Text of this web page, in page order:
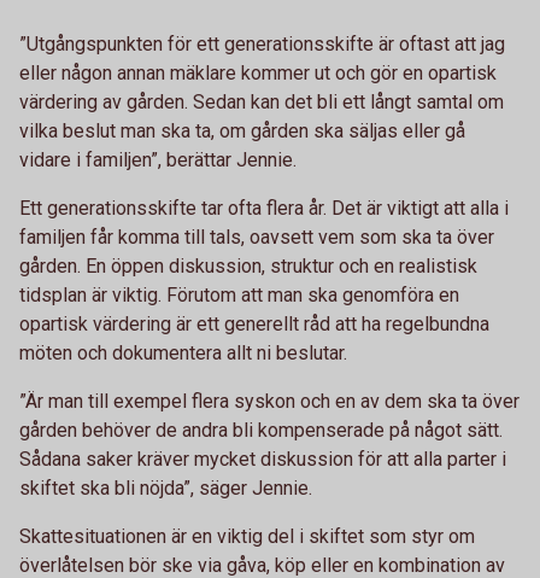
”Utgångspunkten för ett generationsskifte är oftast att jag
eller någon annan mäklare kommer ut och gör en opartisk
värdering av gården. Sedan kan det bli ett långt samtal om
vilka beslut man ska ta, om gården ska säljas eller gå
vidare i familjen”, berättar Jennie.
Ett generationsskifte tar ofta flera år. Det är viktigt att alla i
familjen får komma till tals, oavsett vem som ska ta över
gården. En öppen diskussion, struktur och en realistisk
tidsplan är viktig. Förutom att man ska genomföra en
opartisk värdering är ett generellt råd att ha regelbundna
möten och dokumentera allt ni beslutar.
”Är man till exempel flera syskon och en av dem ska ta över
gården behöver de andra bli kompenserade på något sätt.
Sådana saker kräver mycket diskussion för att alla parter i
skiftet ska bli nöjda”, säger Jennie.
Skattesituationen är en viktig del i skiftet som styr om
överlåtelsen bör ske via gåva, köp eller en kombination av